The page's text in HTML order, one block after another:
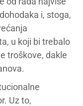
i, stoga,
u koji bi trebalo
troškove, dakle
Uz to,